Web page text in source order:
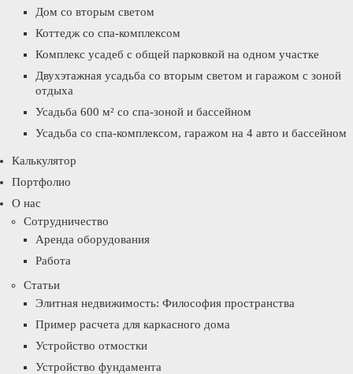
Дом со вторым светом
Коттедж со спа-комплексом
Комплекс усадеб с общей парковкой на одном участке
Двухэтажная усадьба со вторым светом и гаражом с зоной
отдыха
Усадьба 600 м² со спа-зоной и бассейном
Усадьба со спа-комплексом, гаражом на 4 авто и бассейном
Калькулятор
Портфолио
О нас
Сотрудничество
Аренда оборудования
Работа
Статьи
Элитная недвижимость: Философия пространства
Пример расчета для каркасного дома
Устройство отмостки
Устройство фундамента